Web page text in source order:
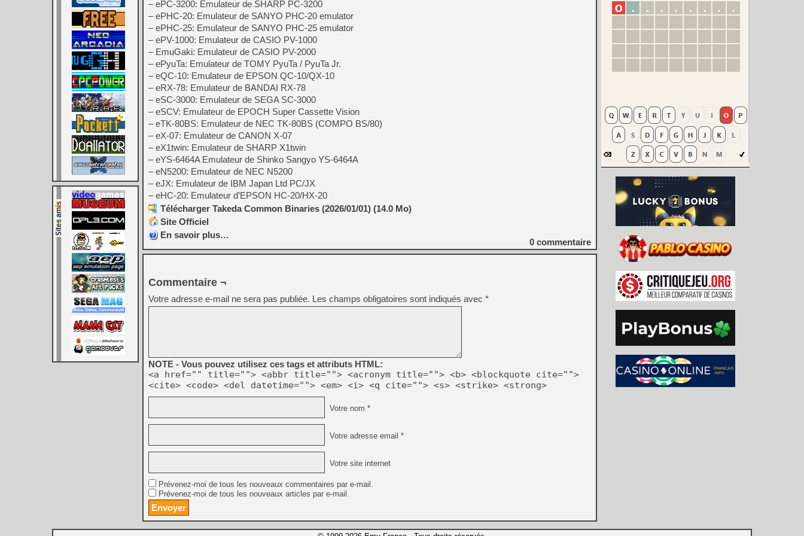
– ePC-3200: Emulateur de SHARP PC-3200
– ePHC-20: Emulateur de SANYO PHC-20 emulator
– ePHC-25: Emulateur de SANYO PHC-25 emulator
– ePV-1000: Emulateur de CASIO PV-1000
– EmuGaki: Emulateur de CASIO PV-2000
– ePyuTa: Emulateur de TOMY PyuTa / PyuTa Jr.
– eQC-10: Emulateur de EPSON QC-10/QX-10
– eRX-78: Emulateur de BANDAI RX-78
– eSC-3000: Emulateur de SEGA SC-3000
– eSCV: Emulateur de EPOCH Super Cassette Vision
– eTK-80BS: Emulateur de NEC TK-80BS (COMPO BS/80)
– eX-07: Emulateur de CANON X-07
– eX1twin: Emulateur de SHARP X1twin
– eYS-6464A Emulateur de Shinko Sangyo YS-6464A
– eN5200: Emulateur de NEC N5200
– eJX: Emulateur de IBM Japan Ltd PC/JX
– eHC-20: Emulateur d’EPSON HC-20/HX-20
Télécharger Takeda Common Binaries (2026/01/01) (14.0 Mo)
Site Officiel
En savoir plus…
0 commentaire
Commentaire ¬
Votre adresse e-mail ne sera pas publiée. Les champs obligatoires sont indiqués avec *
NOTE - Vous pouvez utilisez ces tags et attributs HTML:
<a href="" title=""> <abbr title=""> <acronym title=""> <b> <blockquote cite="">
<cite> <code> <del datetime=""> <em> <i> <q cite=""> <s> <strike> <strong>
Votre nom *
Votre adresse email *
Votre site internet
Prévenez-moi de tous les nouveaux commentaires par e-mail.
Prévenez-moi de tous les nouveaux articles par e-mail.